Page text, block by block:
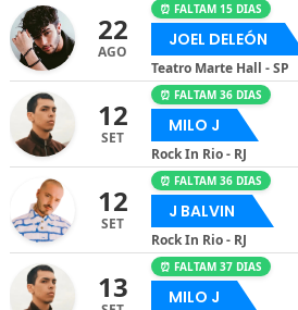
22
AGO
⏰ FALTAM 15 DIAS
JOEL DELEÓN
Teatro Marte Hall - SP
12
SET
⏰ FALTAM 36 DIAS
MILO J
Rock In Rio - RJ
12
SET
⏰ FALTAM 36 DIAS
J BALVIN
Rock In Rio - RJ
13
⏰ FALTAM 37 DIAS
MILO J